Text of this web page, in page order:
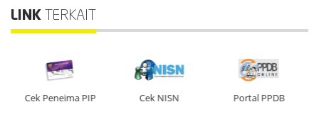
LINK TERKAIT
Cek Peneima PIP Cek NISN Portal PPDB